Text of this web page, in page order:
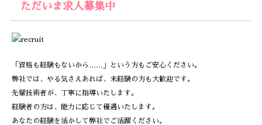
ただいま求人募集中
「資格も経験もないから……」という方もご安心ください。
弊社では、やる気さえあれば、未経験の方も大歓迎です。
先輩技術者が、丁寧に指導いたします。
経験者の方は、能力に応じて優遇いたします。
あなたの経験を活かして弊社でご活躍ください。